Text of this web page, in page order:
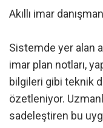
Akıllı imar
Sistemde yer alan
imar plan notları,
bilgileri gibi teknik
özetleniyor.
sadeleştiren bu